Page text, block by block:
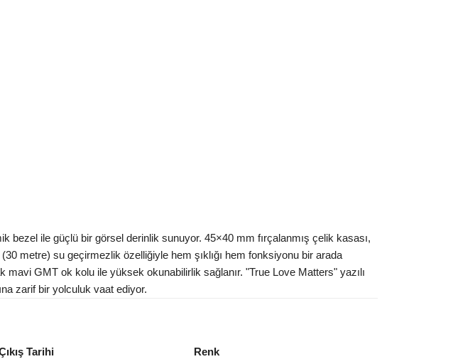
ile güçlü bir görsel derinlik sunuyor. 45×40 mm fırçalanmış çelik kasası,
metre) su geçirmezlik özelliğiyle hem şıklığı hem fonksiyonu bir arada
GMT ok kolu ile yüksek okunabilirlik sağlanır. "True Love Matters" yazılı
zarif bir yolculuk vaat ediyor.
Tarihi
Renk